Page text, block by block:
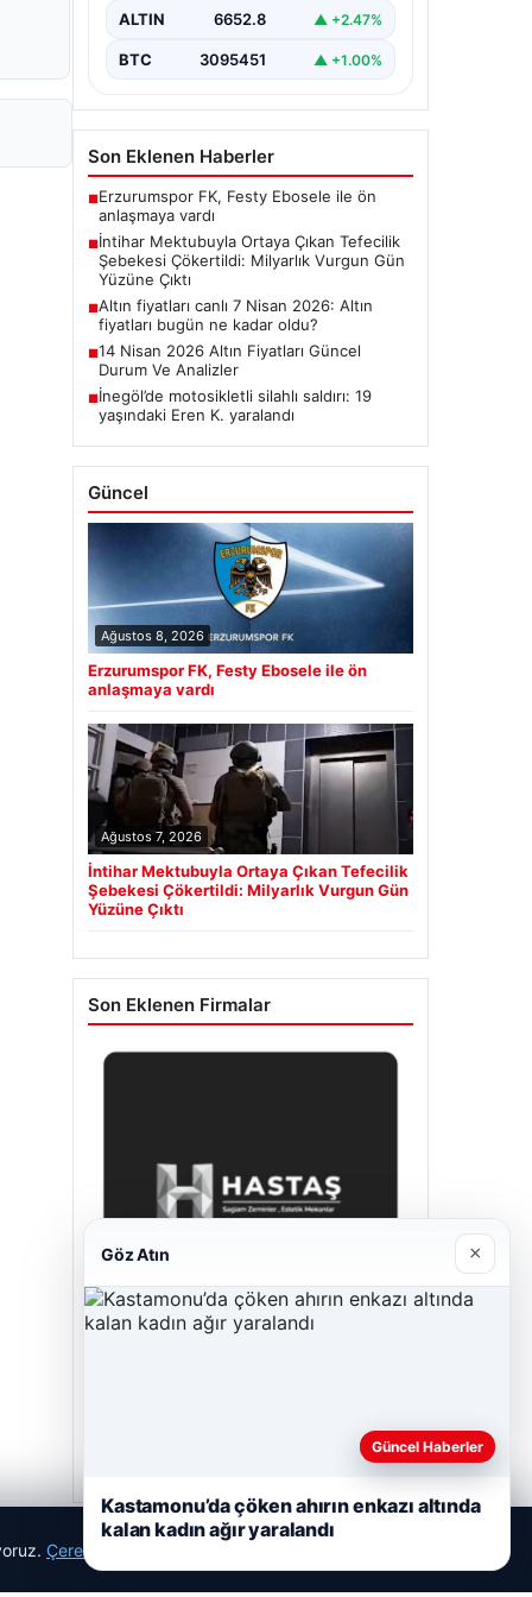
bölgedeki büyük…
ALTIN 6652.8 ▲ +2.47%
BTC 3095451 ▲ +1.00%
Son Eklenen Haberler
■Erzurumspor FK, Festy Ebosele ile ön
anlaşmaya vardı
■İntihar Mektubuyla Ortaya Çıkan Tefecilik
Şebekesi Çökertildi: Milyarlık Vurgun Gün
Yüzüne Çıktı
■Altın fiyatları canlı 7 Nisan 2026: Altın
fiyatları bugün ne kadar oldu?
■14 Nisan 2026 Altın Fiyatları Güncel
Durum Ve Analizler
■İnegöl’de motosikletli silahlı saldırı: 19
yaşındaki Eren K. yaralandı
Güncel
Ağustos 8, 2026
Erzurumspor FK, Festy Ebosele ile ön
anlaşmaya vardı
Ağustos 7, 2026
İntihar Mektubuyla Ortaya Çıkan Tefecilik
Şebekesi Çökertildi: Milyarlık Vurgun Gün
Yüzüne Çıktı
Son Eklenen Firmalar
Çerez Politikamız
Göz Atın ×
Güncel Haberler
Kastamonu’da çöken ahırın enkazı altında
kalan kadın ağır yaralandı